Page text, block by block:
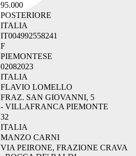
95.000
POSTERIORE
ITALIA
IT004992558241
F
PIEMONTESE
02082023
ITALIA
FLAVIO LOMELLO
FRAZ. SAN GIOVANNI, 5
- VILLAFRANCA PIEMONTE
32
ITALIA
MANZO CARNI
VIA PEIRONE, FRAZIONE CRAVA